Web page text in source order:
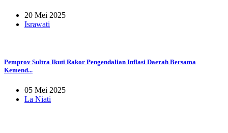
20 Mei 2025
Israwati
Pemprov Sultra Ikuti Rakor Pengendalian Inflasi Daerah Bersama
Kemend...
05 Mei 2025
La Niati